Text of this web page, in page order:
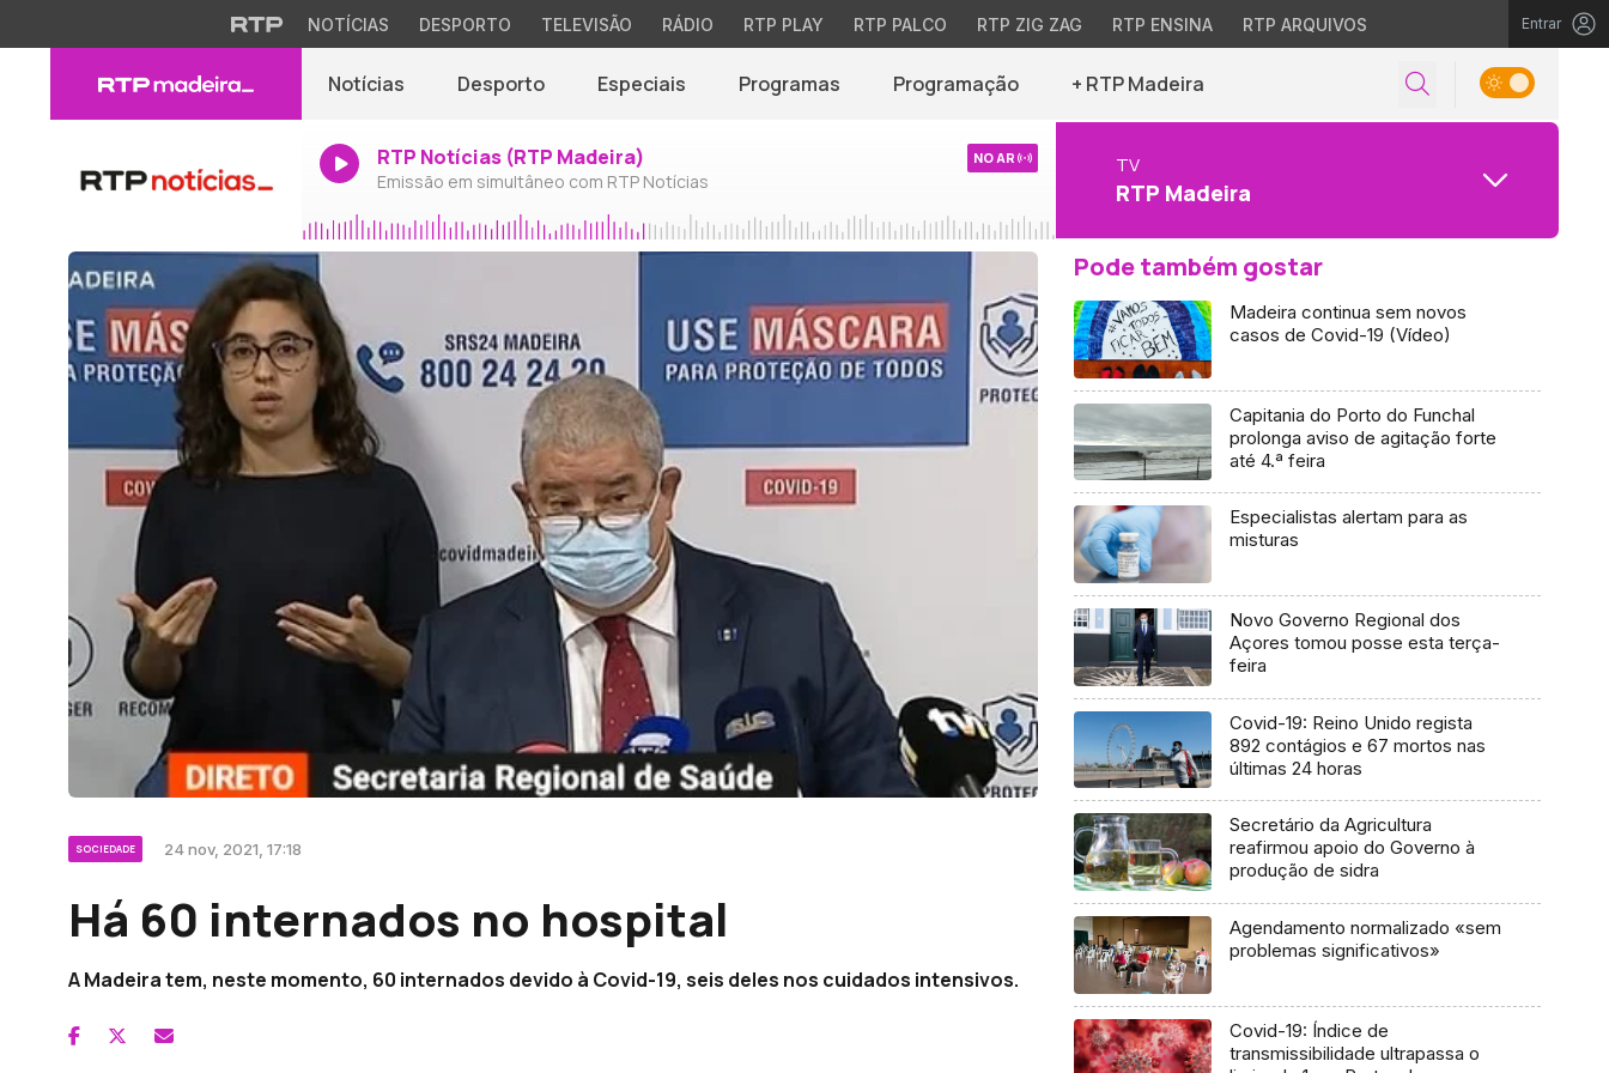
NOTÍCIAS DESPORTO TELEVISÃO RÁDIO RTP PLAY RTP PALCO RTP ZIG ZAG RTP ENSINA RTP ARQUIVOS Entrar
Notícias Desporto Especiais Programas Programação + RTP Madeira
RTP Notícias (RTP Madeira)
Emissão em simultâneo com RTP Notícias
NO AR TV
RTP Madeira
SOCIEDADE 24 nov, 2021, 17:18
Há 60 internados no hospital
A Madeira tem, neste momento, 60 internados devido à Covid-19, seis deles nos cuidados intensivos.
Pode também gostar
Madeira continua sem novos
casos de Covid-19 (Vídeo)
Capitania do Porto do Funchal
prolonga aviso de agitação forte
até 4.ª feira
Especialistas alertam para as
misturas
Novo Governo Regional dos
Açores tomou posse esta terça-
feira
Covid-19: Reino Unido regista
892 contágios e 67 mortos nas
últimas 24 horas
Secretário da Agricultura
reafirmou apoio do Governo à
produção de sidra
Agendamento normalizado «sem
problemas significativos»
Covid-19: Índice de
transmissibilidade ultrapassa o